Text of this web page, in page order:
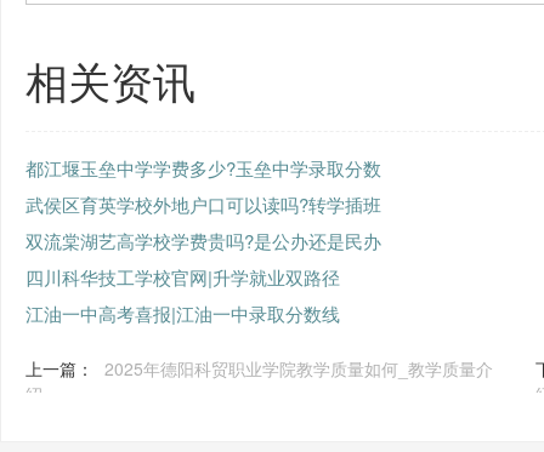
相关资讯
都江堰玉垒中学学费多少?玉垒中学录取分数
武侯区育英学校外地户口可以读吗?转学插班
双流棠湖艺高学校学费贵吗?是公办还是民办
四川科华技工学校官网|升学就业双路径
江油一中高考喜报|江油一中录取分数线
上一篇：
2025年德阳科贸职业学院教学质量如何_教学质量介
绍